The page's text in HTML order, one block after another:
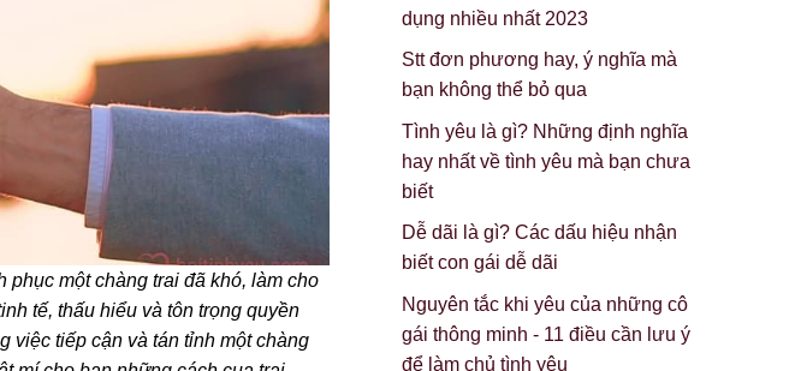
một chàng trai đã khó, làm cho
tế, thấu hiểu và tôn trọng quyền
việc tiếp cận và tán tỉnh một chàng
dụng nhiều nhất 2023
Stt đơn phương hay, ý nghĩa mà
bạn không thể bỏ qua
Tình yêu là gì? Những định nghĩa
hay nhất về tình yêu mà bạn chưa
biết
Dễ dãi là gì? Các dấu hiệu nhận
biết con gái dễ dãi
Nguyên tắc khi yêu của những cô
gái thông minh - 11 điều cần lưu ý
để làm chủ tình yêu